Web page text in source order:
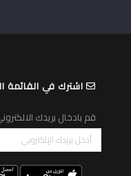
اشترك في القائمة
قم بادخال بريدك